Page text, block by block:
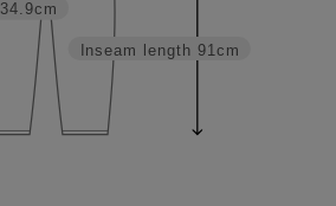
Inseam length 91cm
34.9cm